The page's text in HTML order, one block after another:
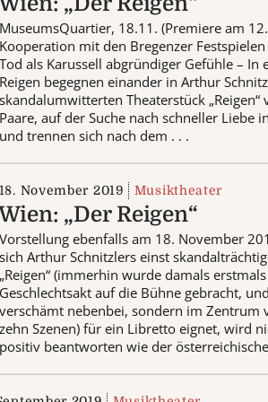
18.11. (Premiere am
mit den Bregenzer Festspielen
als Karussell abgründiger Gefühle – In
begegnen einander in Arthur
Theaterstück „Reigen“
auf der Suche nach schneller Liebe
trennen sich nach dem . . .
November 2019 Musiktheater
„Der Reigen“
ebenfalls am 18. November
Arthur Schnitzlers einst
(immerhin wurde damals
auf die Bühne gebracht,
nebenbei, sondern im Zentrum
Szenen) für ein Libretto eignet, wird
beantworten wie der